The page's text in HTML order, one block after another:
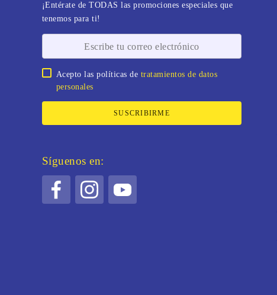
¡Entérate de TODAS las promociones especiales que
tenemos para ti!
Acepto las políticas de tratamientos de datos
personales
SUSCRIBIRME
Síguenos en: